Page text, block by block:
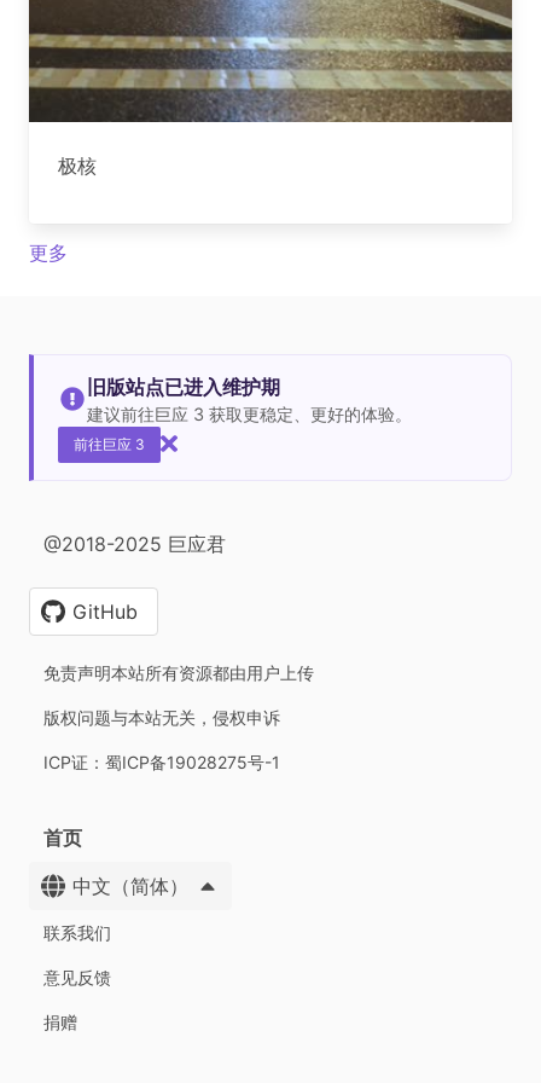
极核
更多
旧版站点已进入维护期
建议前往巨应 3 获取更稳定、更好的体验。
前往巨应 3
@2018-2025 巨应君
GitHub
免责声明本站所有资源都由用户上传
版权问题与本站无关，侵权申诉
ICP证：蜀ICP备19028275号-1
首页
中文（简体）
联系我们
意见反馈
捐赠